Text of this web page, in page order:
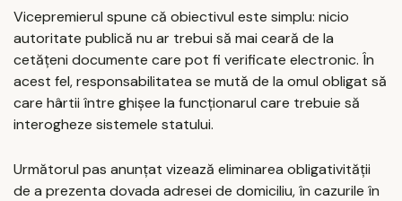
Vicepremierul spune că obiectivul este simplu: nicio
autoritate publică nu ar trebui să mai ceară de la
cetățeni documente care pot fi verificate electronic. În
acest fel, responsabilitatea se mută de la omul obligat să
care hârtii între ghișee la funcționarul care trebuie să
interogheze sistemele statului.
Următorul pas anunțat vizează eliminarea obligativității
de a prezenta dovada adresei de domiciliu, în cazurile în